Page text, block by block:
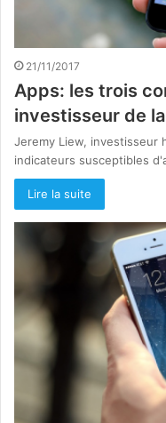
21/11/2017
Apps: les trois
investisseur de
Jeremy Liew, investisseur
indicateurs susceptibles
Lire la suite